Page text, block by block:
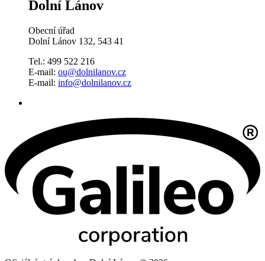
Dolní Lánov
Obecní úřad
Dolní Lánov 132, 543 41
Tel.: 499 522 216
E-mail: ou@dolnilanov.cz
E-mail: info@dolnilanov.cz